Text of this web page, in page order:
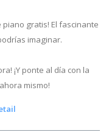
gratis! El fascinante
imaginar.
¡Y ponte al día con la
mismo!